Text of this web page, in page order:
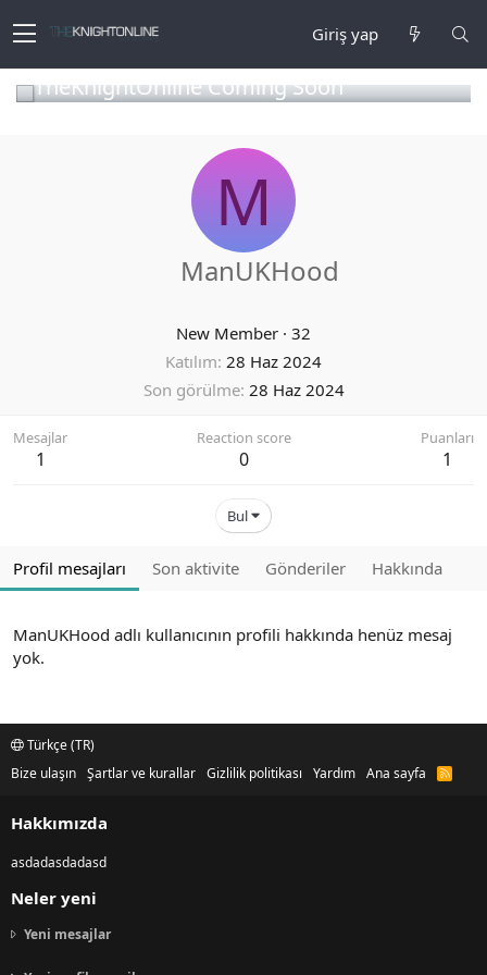
Giriş yap
TheKnightOnline Coming Soon
M
ManUKHood
New Member · 32
Katılım 28 Haz 2024
Son görülme 28 Haz 2024
Mesajlar
1
Reaction score
0
Puanları
1
Bul
Profil mesajları Son aktivite Gönderiler Hakkında
ManUKHood adlı kullanıcının profili hakkında henüz mesaj
yok.
Türkçe (TR)
Bize ulaşın Şartlar ve kurallar Gizlilik politikası Yardım Ana sayfa
R
Hakkımızda
asdadasdadasd
Neler yeni
Yeni mesajlar